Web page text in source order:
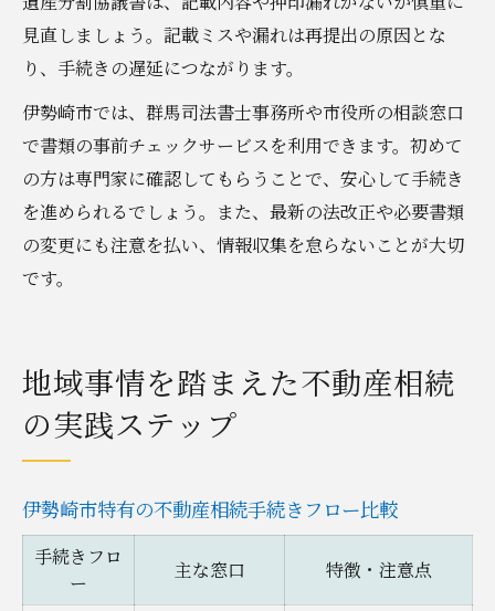
見直しましょう。記載ミスや漏れは再提出の原因とな
り、手続きの遅延につながります。
伊勢崎市では、群馬司法書士事務所や市役所の相談窓口
で書類の事前チェックサービスを利用できます。初めて
の方は専門家に確認してもらうことで、安心して手続き
を進められるでしょう。また、最新の法改正や必要書類
の変更にも注意を払い、情報収集を怠らないことが大切
です。
地域事情を踏まえた不動産相続
の実践ステップ
伊勢崎市特有の不動産相続手続きフロー比較
手続きフロ
ー
主な窓口 特徴・注意点